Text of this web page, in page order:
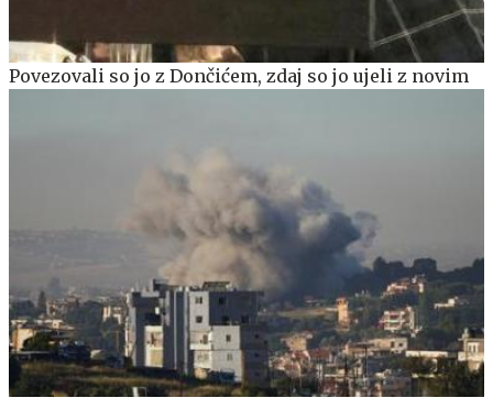
Povezovali so jo z Dončićem, zdaj so jo ujeli z novim